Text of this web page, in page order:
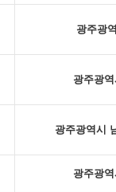
광주광
광주광
광주광역시
광주광